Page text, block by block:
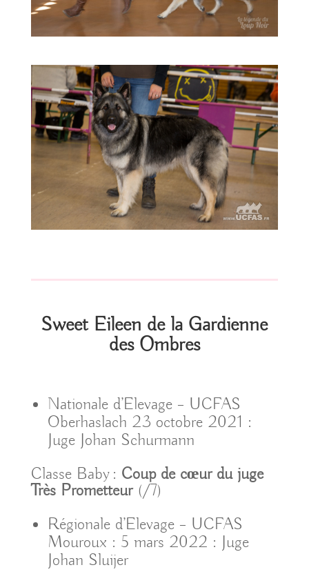
Sweet Eileen de la Gardienne
des Ombres
Nationale d’Elevage – UCFAS
Oberhaslach 23 octobre 2021 :
Juge Johan Schurmann
Classe Baby : Coup de cœur du juge
Très Prometteur(/7)
Régionale d’Elevage – UCFAS
Mouroux : 5 mars 2022 : Juge
Johan Sluijer